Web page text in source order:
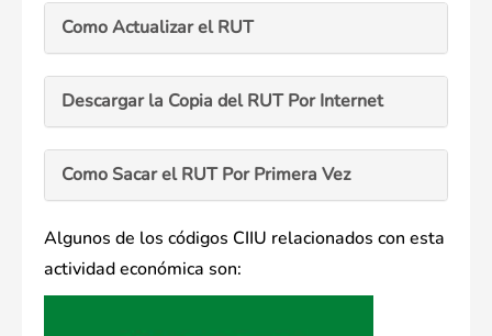
Como Actualizar el RUT
Descargar la Copia del RUT Por Internet
Como Sacar el RUT Por Primera Vez
Algunos de los códigos CIIU relacionados con esta
actividad económica son: